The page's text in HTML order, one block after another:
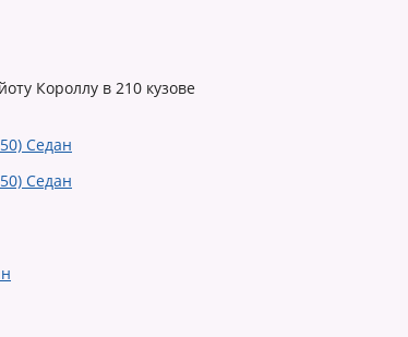
Короллу в 210 кузове